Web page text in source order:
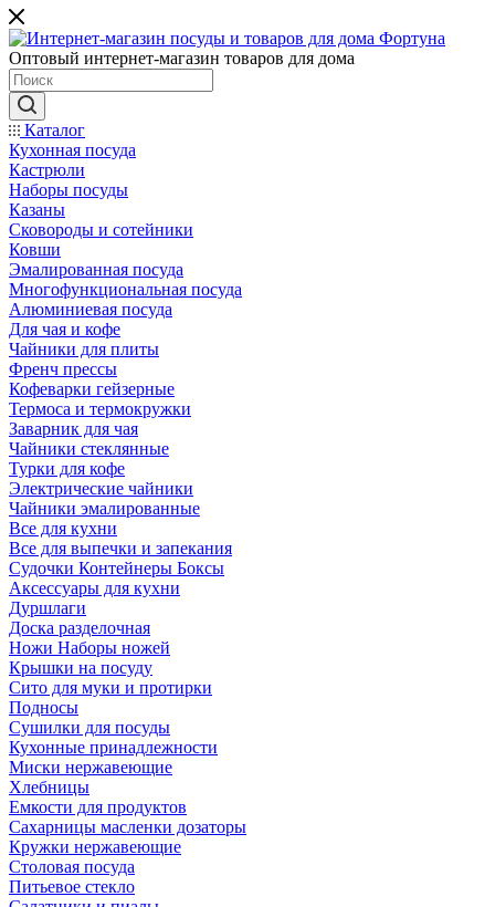
Оптовый интернет-магазин товаров для дома
Каталог
Кухонная посуда
Кастрюли
Наборы посуды
Казаны
Сковороды и сотейники
Ковши
Эмалированная посуда
Многофункциональная посуда
Алюминиевая посуда
Для чая и кофе
Чайники для плиты
Френч прессы
Кофеварки гейзерные
Термоса и термокружки
Заварник для чая
Чайники стеклянные
Турки для кофе
Электрические чайники
Чайники эмалированные
Все для кухни
Все для выпечки и запекания
Судочки Контейнеры Боксы
Аксессуары для кухни
Дуршлаги
Доска разделочная
Ножи Наборы ножей
Крышки на посуду
Сито для муки и протирки
Подносы
Сушилки для посуды
Кухонные принадлежности
Миски нержавеющие
Хлебницы
Емкости для продуктов
Сахарницы масленки дозаторы
Кружки нержавеющие
Столовая посуда
Питьевое стекло